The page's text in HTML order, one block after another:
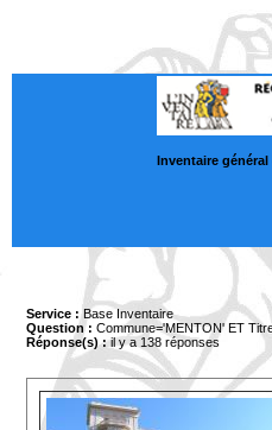
Inventaire général
Service : Base Inventaire
Question : Commune='MENTON' ET
Réponse(s) :il y a 138 réponses